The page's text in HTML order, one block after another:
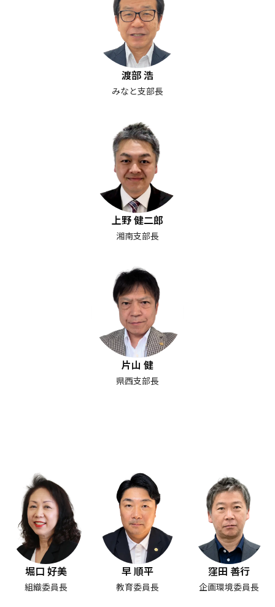
渡部 浩
みなと支部長
上野 健二郎
湘南支部長
片山 健
県西支部長
堀口 好美
組織委員長
早 順平
教育委員長
窪田 善行
企画環境委員長